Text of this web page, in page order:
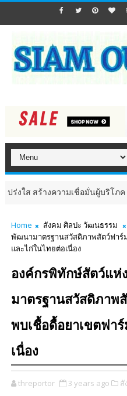
งความเชื่อมั่นผู้บริโภค พลังงาน
Home สังคม ศิลปะ วัฒนธรรม
พัฒนามาตรฐานสวัสดิภาพสัตว์ฟาร์
และไก่ในไทยต่อเนื่อง
องค์กรพิทักษ์สัตว์แ
มาตรฐานสวัสดิภาพ
พบเชื้อดื้อยาเขตฟา
เนื่อง
threportor 3 years ago สั